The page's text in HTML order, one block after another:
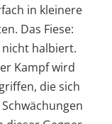
in kleinere
Das Fiese:
nicht halbiert.
Kampf wird
die sich